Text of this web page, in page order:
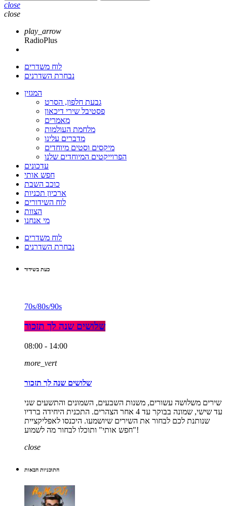
close
close
play_arrow
RadioPlus
לוח משדרים
נבחרת השדרנים
המגזין
גבעת חלפון, הסרט
פסטיבל שירי דיכאון
מאמרים
מלחמת העולמות
מדברים עלינו
מיקסים וסטים מיוחדים
הפרוייקטים המיוחדים שלנו
עדכונים
חפש אותי
כוכב השבת
ארכיון תכניות
לוח השידורים
הצוות
מי אנחנו
לוח משדרים
נבחרת השדרנים
כעת בשידור
70s/80s/90s
שלושים שנה לך תזכור
08:00 - 14:00
more_vert
שלושים שנה לך תזכור
שירים משלושה עשורים, משנות השבעים, השמונים והתשעים שני
עד שישי, שמונה בבוקר עד 4 אחר הצהרים. התכנית היחידה ברדיו
שנותנת לכם לבחור את השירים שיושמעו. היכנסו לאפליקציית
"חפש אותי" ותוכלו לבחור מה לשמוע!
close
התוכניות הבאות